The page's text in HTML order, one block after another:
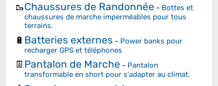
🥾Chaussures de Randonnée - Bottes et
chaussures de marche imperméables pour tous
terrains.
🔋 Batteries externes - Power banks pour
recharger GPS et téléphones
👖 Pantalon de Marche - Pantalon
transformable en short pour s'adapter au climat.